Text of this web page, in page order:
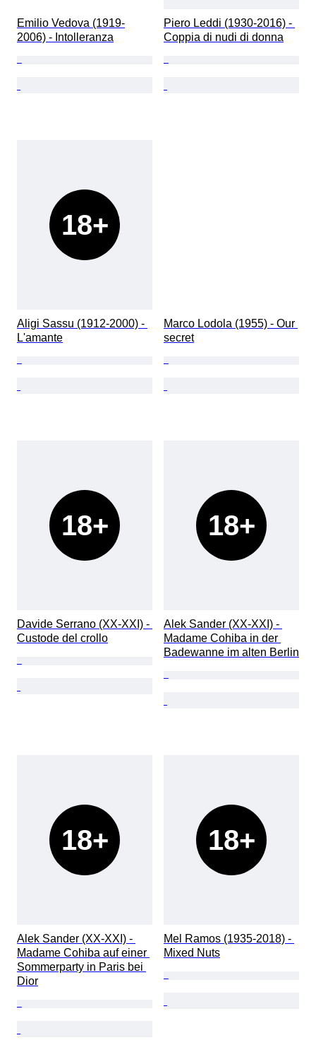
Emilio Vedova (1919-
2006) - Intolleranza
Piero Leddi (1930-2016) -
Coppia di nudi di donna
18+
Aligi Sassu (1912-2000) -
L'amante
Marco Lodola (1955) - Our
secret
18+
Davide Serrano (XX-XXI) -
Custode del crollo
18+
Alek Sander (XX-XXI) -
Madame Cohiba in der
Badewanne im alten Berlin
18+
Alek Sander (XX-XXI) -
Madame Cohiba auf einer
Sommerparty in Paris bei
Dior
18+
Mel Ramos (1935-2018) -
Mixed Nuts